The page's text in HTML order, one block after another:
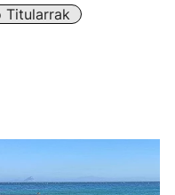
Titularrak